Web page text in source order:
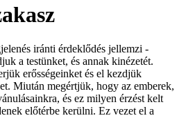
iránti érdeklődés jellemzi -
a testünket, és annak kinézetét.
erősségeinket és el kezdjük
Miután megértjük, hogy az emberek,
és ez milyen érzést kelt
előtérbe kerülni. Ez vezet el a